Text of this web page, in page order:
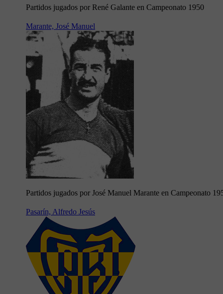
Partidos jugados por René Galante en Campeonato 1950
Marante, José Manuel
Partidos jugados por José Manuel Marante en Campeonato
Pasarín, Alfredo Jesús